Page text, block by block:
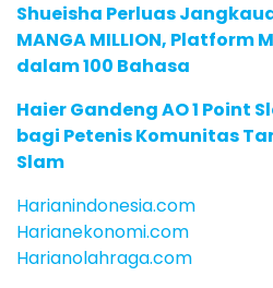
Shueisha Perluas
MANGA MILLION, Platform
dalam 100 Bahasa
Haier Gandeng AO 1 Point
bagi Petenis Komunitas
Slam
Harianindonesia.com
Harianekonomi.com
Harianolahraga.com